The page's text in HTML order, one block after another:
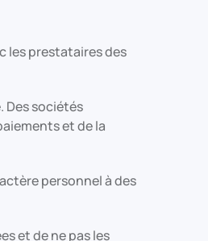
les prestataires des
sociétés
et de la
personnel à des
et de ne pas les